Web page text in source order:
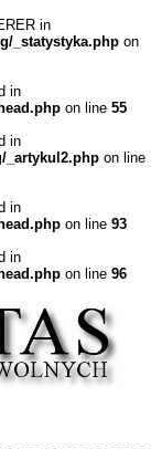
in
_statystyka.php on
in
on line 55
in
on line
in
on line 93
in
on line 96